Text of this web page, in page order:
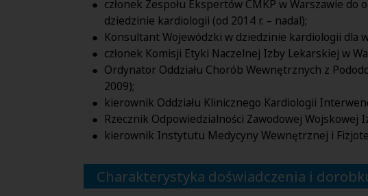
członek Zespołu Ekspertów CMKP w Warszawie
dziedzinie kardiologii (od 2014 r. – nadal);
Konsultant Wojewódzki w dziedzinie kardiologii dla
członek Komisji Etyki Naczelnej Izby Lekarskiej w
Ordynator Oddziału Chorób Wewnętrznych z
2009);
kierownik Oddziału Klinicznego Kardiologii
Rzecznik Odpowiedzialności Zawodowej Wojskowej
kierownik Instytutu Medycyny Wewnętrznej i
Charakterystyka doświadczenia i